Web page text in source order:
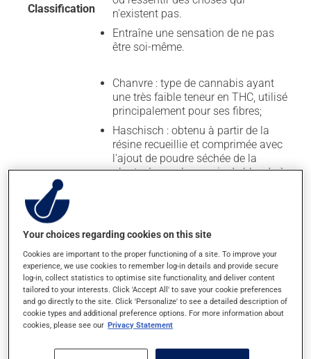
Classification
n'existent pas.
Entraîne une sensation de ne pas
être soi-même.
Description
visuelle
Chanvre : type de cannabis ayant
une très faible teneur en THC, utilisé
principalement pour ses fibres;
Haschisch : obtenu à partir de la
résine recueillie et comprimée avec
l'ajout de poudre séchée de la
plante. La couleur varie de blonde à
Généralement, plus il y a
d'impuretés, plus le haschisch
devient ferme et friable;
Huile de haschisch (huile de
cannabis) : résine (liquide épais et
visqueux) extraite de la plante, aux
tons de doré à brun foncé;
référence aux boutons floraux et
Your choices regarding cookies on this site
Cookies are important to the proper functioning of a site. To improve your
experience, we use cookies to remember log-in details and provide secure
log-in, collect statistics to optimise site functionality, and deliver content
tailored to your interests. Click 'Accept All' to save your cookie preferences
and go directly to the site. Click 'Personalize' to see a detailed description of
cookie types and additional preference options. For more information about
cookies, please see our Privacy Statement